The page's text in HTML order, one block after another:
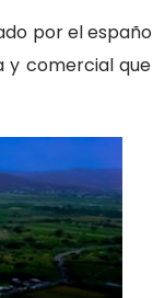
por el
comercial